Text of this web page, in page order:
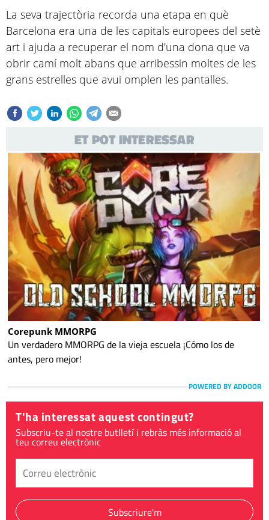
La seva trajectòria recorda una etapa en què
Barcelona era una de les capitals europees del setè
art i ajuda a recuperar el nom d'una dona que va
obrir camí molt abans que arribessin moltes de les
grans estrelles que avui omplen les pantalles.
ET POT INTERESSAR
Corepunk MMORPG
Un verdadero MMORPG de la vieja escuela ¡Cómo los de
antes, pero mejor!
POWERED BY ADDOOR
T'ha interessat aquest contingut?
Subscriu-te al nostre butlletí i rebràs més informació al
teu correu electrònic
Subscriure'm